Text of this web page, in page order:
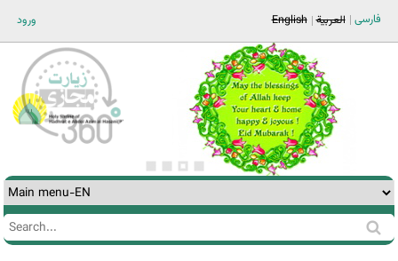
ورود فارسی العربية English
Search
Search